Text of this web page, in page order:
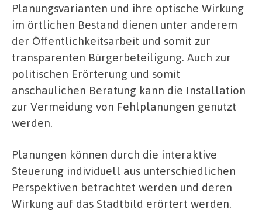
Planungsvarianten und ihre optische Wirkung
im örtlichen Bestand dienen unter anderem
der Öffentlichkeitsarbeit und somit zur
transparenten Bürgerbeteiligung. Auch zur
politischen Erörterung und somit
anschaulichen Beratung kann die Installation
zur Vermeidung von Fehlplanungen genutzt
werden.
Planungen können durch die interaktive
Steuerung individuell aus unterschiedlichen
Perspektiven betrachtet werden und deren
Wirkung auf das Stadtbild erörtert werden.